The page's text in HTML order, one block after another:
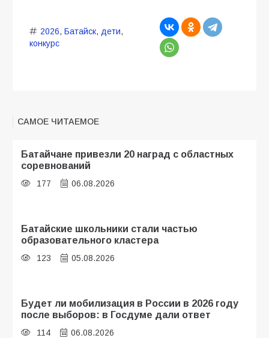
2026, Батайск, дети,
конкурс
САМОЕ ЧИТАЕМОЕ
Батайчане привезли 20 наград с областных
соревнований
177 06.08.2026
Батайские школьники стали частью
образовательного кластера
123 05.08.2026
Будет ли мобилизация в России в 2026 году
после выборов: в Госдуме дали ответ
114 06.08.2026